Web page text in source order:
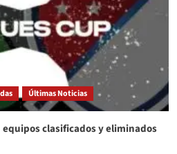
Últimas Noticias
equipos clasificados y eliminados